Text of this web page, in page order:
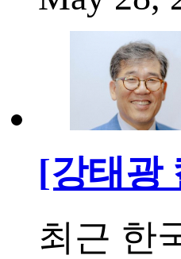
[강태광
최근 한